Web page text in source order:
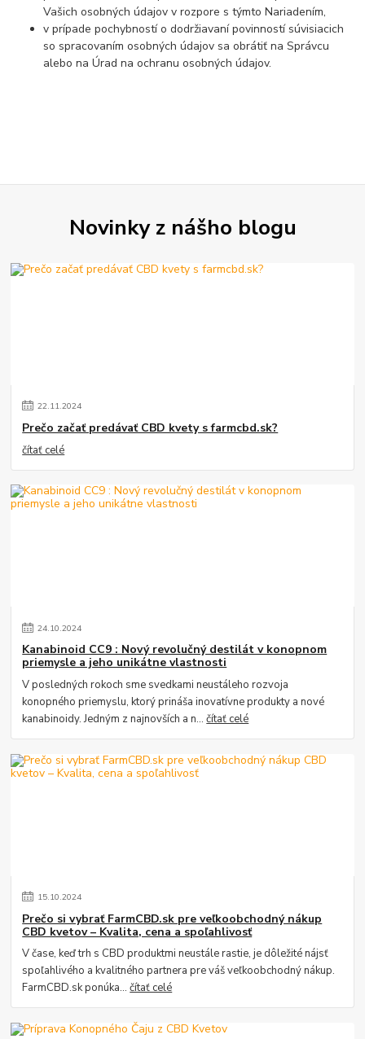
Vašich osobných údajov v rozpore s týmto Nariadením,
v prípade pochybností o dodržiavaní povinností súvisiacich
so spracovaním osobných údajov sa obrátiť na Správcu
alebo na Úrad na ochranu osobných údajov.
Novinky z nášho blogu
22.11.2024
Prečo začať predávať CBD kvety s farmcbd.sk?
čítať celé
24.10.2024
Kanabinoid CC9 : Nový revolučný destilát v konopnom
priemysle a jeho unikátne vlastnosti
V posledných rokoch sme svedkami neustáleho rozvoja
konopného priemyslu, ktorý prináša inovatívne produkty a nové
kanabinoidy. Jedným z najnovších a n...čítať celé
15.10.2024
Prečo si vybrať FarmCBD.sk pre veľkoobchodný nákup
CBD kvetov – Kvalita, cena a spoľahlivosť
V čase, keď trh s CBD produktmi neustále rastie, je dôležité nájsť
spoľahlivého a kvalitného partnera pre váš veľkoobchodný nákup.
FarmCBD.sk ponúka...čítať celé